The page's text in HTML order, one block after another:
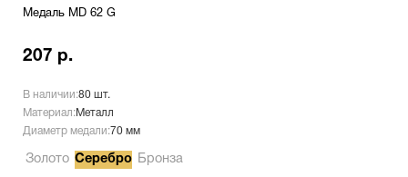
Медаль MD 62 G
207 р.
В наличии:80 шт.
Материал:Металл
Диаметр медали:70 мм
Золото Серебро Бронза